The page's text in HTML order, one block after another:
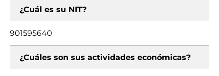
¿Cuál es su NIT?
901595640
¿Cuáles son sus actividades económicas?